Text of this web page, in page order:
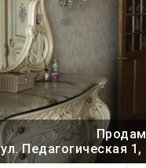
ул. Педагогическая